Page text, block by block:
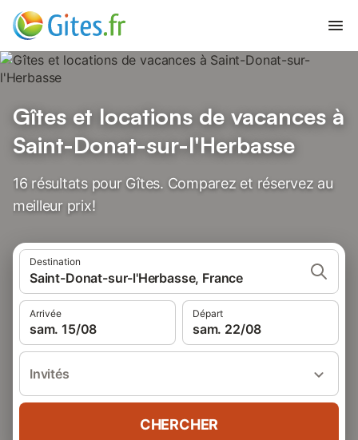
Gîtes et locations de vacances à
Saint-Donat-sur-l'Herbasse
16 résultats pour Gîtes. Comparez et réservez au
meilleur prix!
Destination
Saint-Donat-sur-l'Herbasse, France
Arrivée
sam. 15/08
Départ
sam. 22/08
Invités
CHERCHER